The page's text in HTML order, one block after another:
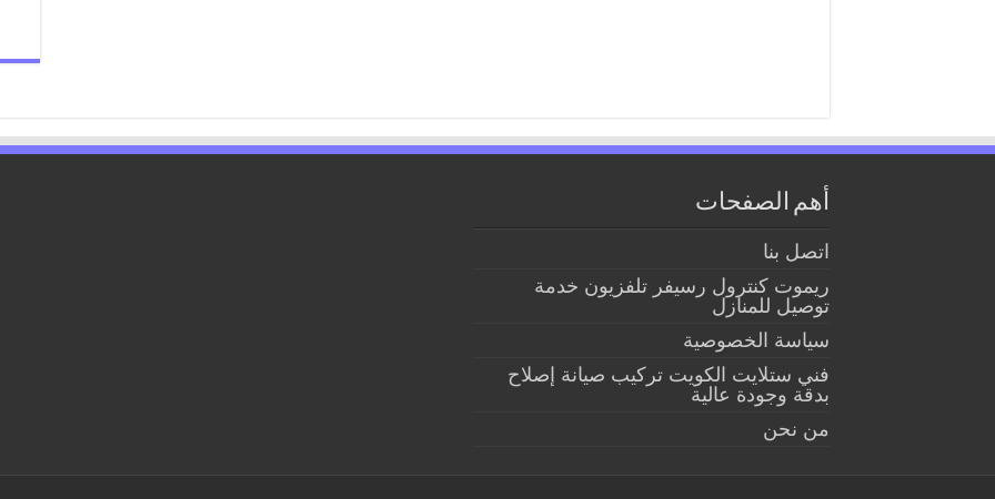
أهم الصفحات
اتصل بنا
ريموت كنترول رسيفر تلفزيون خدمة
توصيل للمنازل
سياسة الخصوصية
فني ستلايت الكويت تركيب صيانة إصلاح
بدقة وجودة عالية
من نحن